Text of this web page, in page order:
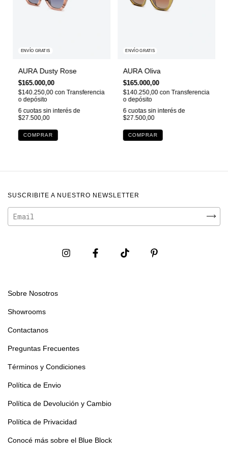
ENVÍO GRATIS
AURA Dusty Rose
$165.000,00
$140.250,00con Transferencia
o depósito
6 cuotas sin interés de
$27.500,00
ENVÍO GRATIS
AURA Oliva
$165.000,00
$140.250,00con Transferencia
o depósito
6 cuotas sin interés de
$27.500,00
SUSCRIBITE A NUESTRO NEWSLETTER
Sobre Nosotros
Showrooms
Contactanos
Preguntas Frecuentes
Términos y Condiciones
Política de Envio
Política de Devolución y Cambio
Política de Privacidad
Conocé más sobre el Blue Block